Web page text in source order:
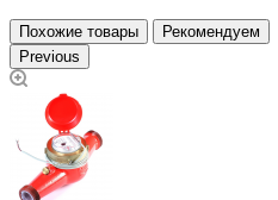
Похожие товары
Рекомендуем
Previous